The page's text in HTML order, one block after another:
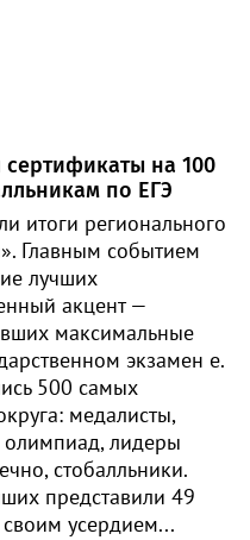
на 100
по ЕГЭ
итоги регионального
Главным событием
лучших
акцент —
максимальные
экзамен е.
500 самых
медалисты,
олимпиад, лидеры
стобалльники.
представили 49
усердием...